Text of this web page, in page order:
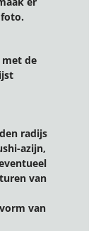
de
radijs
azijn,
van
van